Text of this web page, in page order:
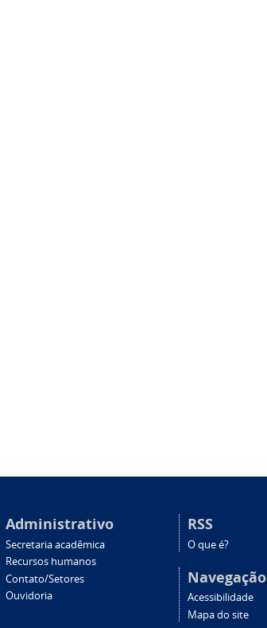
Administrativo
Secretaria acadêmica
Recursos humanos
Contato/Setores
Ouvidoria
RSS
O que é?
Navegação
Acessibilidade
Mapa do site